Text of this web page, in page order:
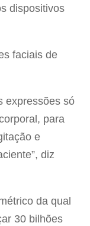
dispositivos
faciais de
expressões só
para
e
diz
da qual
30 bilhões